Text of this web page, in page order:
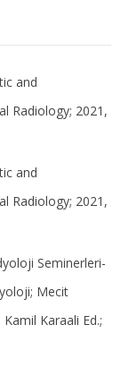
and
Radiology; 2021,
and
Radiology; 2021,
Seminerleri-
Mecit
Kamil Karaali Ed.;